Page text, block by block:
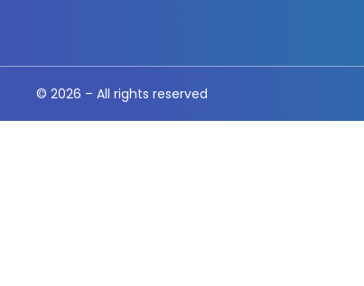
© 2026 – All rights reserved